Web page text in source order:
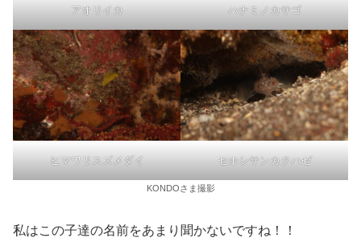
アオリイカ ハナミノカサゴ
ヒマワリスズメダイ セホシサンカクハゼ
KONDOさま撮影
私はこの子達の名前をあまり聞かないですね！！